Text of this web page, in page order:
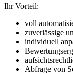
Ihr Vorteil:
voll
zuverlässige
individuell
Abfrage von